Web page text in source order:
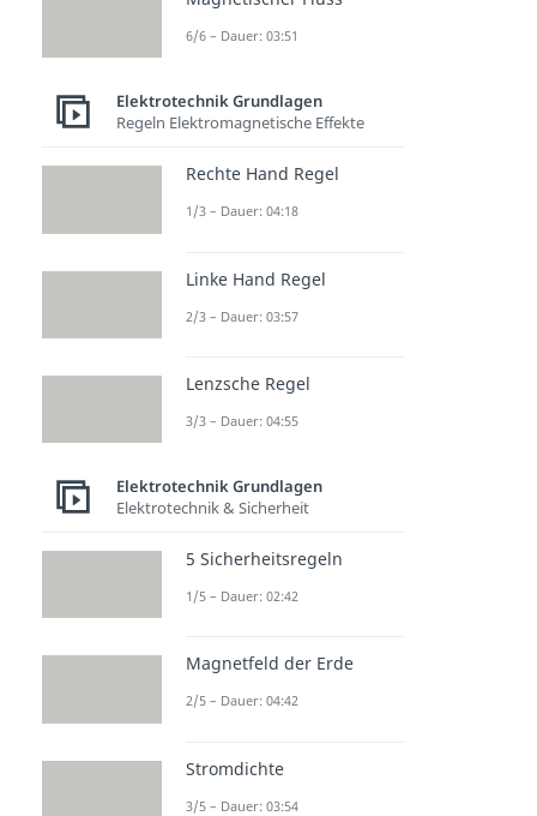
6/6 – Dauer: 03:51
Elektrotechnik Grundlagen
Regeln Elektromagnetische Effekte
Rechte Hand Regel
1/3 – Dauer: 04:18
Linke Hand Regel
2/3 – Dauer: 03:57
Lenzsche Regel
3/3 – Dauer: 04:55
Elektrotechnik Grundlagen
Elektrotechnik & Sicherheit
5 Sicherheitsregeln
1/5 – Dauer: 02:42
Magnetfeld der Erde
2/5 – Dauer: 04:42
Stromdichte
3/5 – Dauer: 03:54